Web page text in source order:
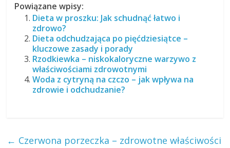
Powiązane wpisy:
Dieta w proszku: Jak schudnąć łatwo i
zdrowo?
Dieta odchudzająca po pięćdziesiątce –
kluczowe zasady i porady
Rzodkiewka – niskokaloryczne warzywo z
właściwościami zdrowotnymi
Woda z cytryną na czczo – jak wpływa na
zdrowie i odchudzanie?
← Czerwona porzeczka – zdrowotne właściwości